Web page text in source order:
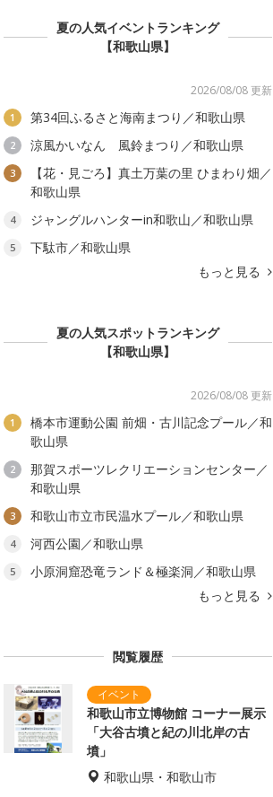
夏の人気イベントランキング
【和歌山県】
2026/08/08 更新
1 第34回ふるさと海南まつり／和歌山県
2 涼風かいなん 風鈴まつり／和歌山県
3
【花・見ごろ】真土万葉の里 ひまわり畑／
和歌山県
4 ジャングルハンターin和歌山／和歌山県
5
下駄市／和歌山県
もっと見る
夏の人気スポットランキング
【和歌山県】
2026/08/08 更新
1
橋本市運動公園 前畑・古川記念プール／和
歌山県
2
那賀スポーツレクリエーションセンター／
和歌山県
3 和歌山市立市民温水プール／和歌山県
4 河西公園／和歌山県
5
小原洞窟恐竜ランド＆極楽洞／和歌山県
もっと見る
閲覧履歴
和歌山市立博物館 コーナー展示
「大谷古墳と紀の川北岸の古
墳」
和歌山県・和歌山市